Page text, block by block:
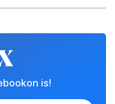
is!